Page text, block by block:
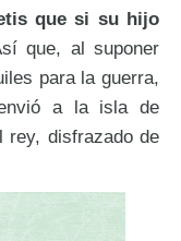
que si su hijo
que, al suponer
para la guerra,
a la isla de
disfrazado de